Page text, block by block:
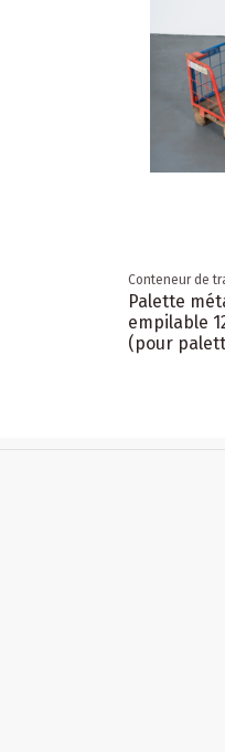
Conteneur de
Palette
empilable
(pour